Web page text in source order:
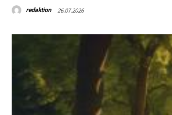
redaktion 26.07.2026